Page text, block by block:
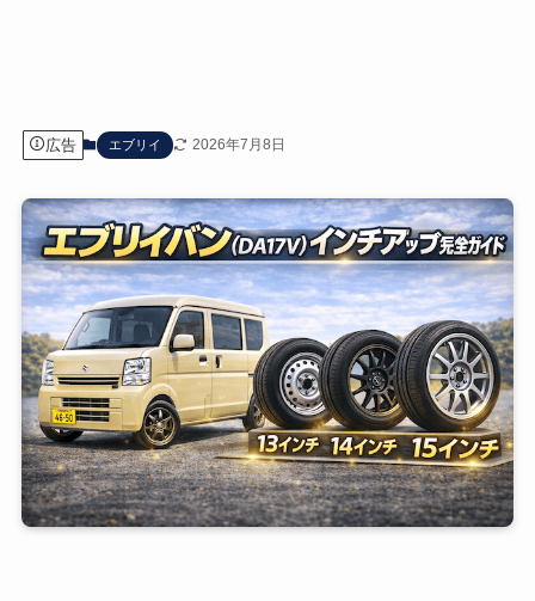
広告 エブリイ 2026年7月8日